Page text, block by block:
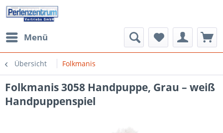
Menü
Übersicht Folkmanis
Folkmanis 3058 Handpuppe, Grau – weiß
Handpuppenspiel